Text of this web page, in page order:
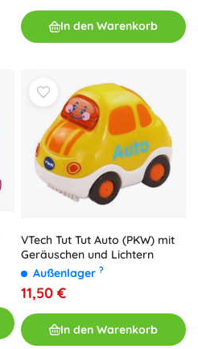
In den Warenkorb
VTech Tut Tut Auto (PKW) mit
Geräuschen und Lichtern
Außenlager ?
11,50 €
In den Warenkorb